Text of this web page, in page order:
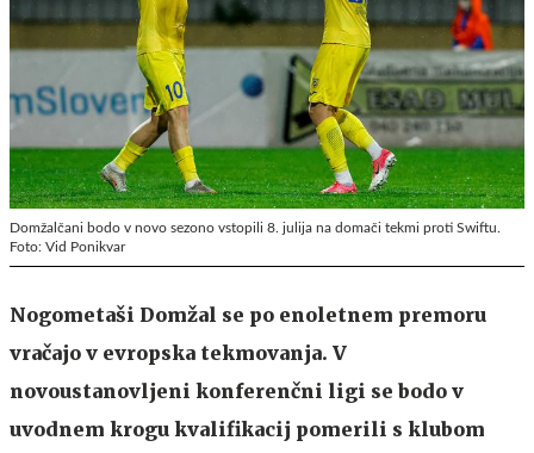
Domžalčani bodo v novo sezono vstopili 8. julija na domači tekmi proti Swiftu.
Foto: Vid Ponikvar
Nogometaši Domžal se po enoletnem premoru
vračajo v evropska tekmovanja. V
novoustanovljeni konferenčni ligi se bodo v
uvodnem krogu kvalifikacij pomerili s klubom